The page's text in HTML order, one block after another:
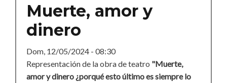
Muerte, amor y
dinero
Dom, 12/05/2024 - 08:30
Representación de la obra de teatro "Muerte,
amor y dinero ¿porqué esto último es siempre lo